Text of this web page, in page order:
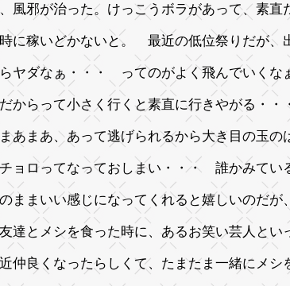
風邪が治った。けっこうボラがあって、素直
に稼いどかないと。 最近の低位祭りだが、
ヤダなぁ・・・ ってのがよく飛んでいくな
からって小さく行くと素直に行きやがる・・
あまあ、あって逃げられるから大き目の玉の
ョロってなっておしまい・・・ 誰かみてい
ままいい感じになってくれると嬉しいのだが
達とメシを食った時に、あるお笑い芸人とい
仲良くなったらしくて、たまたま一緒にメシ